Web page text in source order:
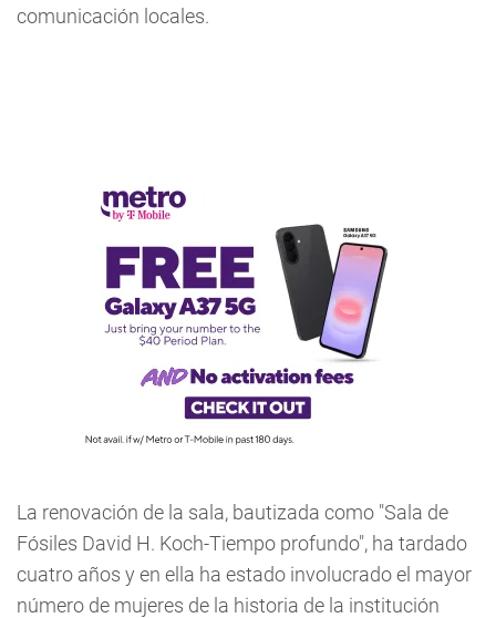
comunicación locales.
La renovación de la sala, bautizada como "Sala de
Fósiles David H. Koch-Tiempo profundo", ha tardado
cuatro años y en ella ha estado involucrado el mayor
número de mujeres de la historia de la institución